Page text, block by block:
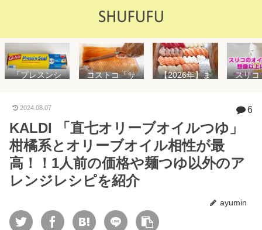
「プレスンシ
説！コストコ
る店はどこ？
粘着面に危険
性はない？
コストコ「サ
や冷凍保存方
法を紹介
【2026年】ま
が高いけど購
入するべき？
スリコ
思え
め！霧
便利
2024.08.07 6
KALDI 「直七オリーブオイルつゆ」
柑橘系とオリーブオイル相性が最
高！！1人前の価格や麺つゆ以外のア
レンジレシピを紹介
ayumin